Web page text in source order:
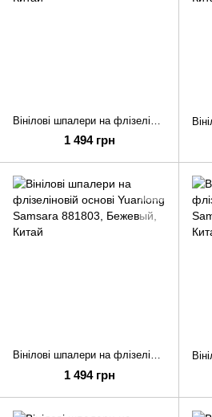
1 494 грн
Вінілові шпалери на флізеліновій основі Yuanlong Samsara 881803
1 494 грн